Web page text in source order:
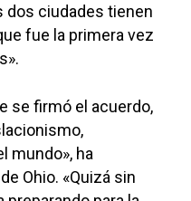
dos ciudades tienen
fue la primera vez
se firmó el acuerdo,
mundo», ha
Ohio. «Quizá sin